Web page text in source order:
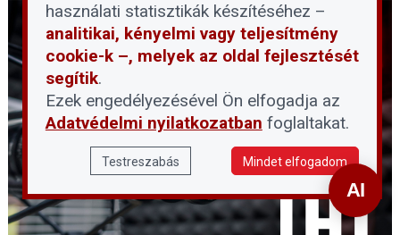
használati statisztikák készítéséhez –
analitikai, kényelmi vagy teljesítmény
cookie-k –, melyek az oldal fejlesztését
segítik.
Ezek engedélyezésével Ön elfogadja az
Adatvédelmi nyilatkozatban foglaltakat.
Testreszabás Mindet elfogadom